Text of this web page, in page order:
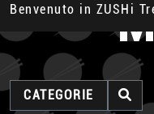
Benvenuto in ZUSHi
CATEGORIE